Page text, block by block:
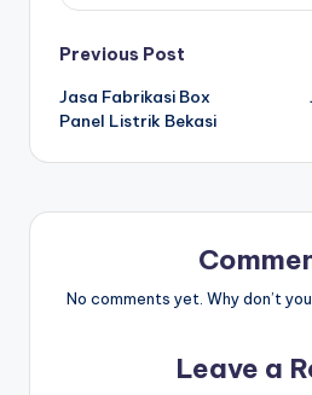
Post
navigation
Previous Post
Jasa Fabrikasi Box
Panel Listrik Bekasi
No comments yet. Why don’t
Leave a